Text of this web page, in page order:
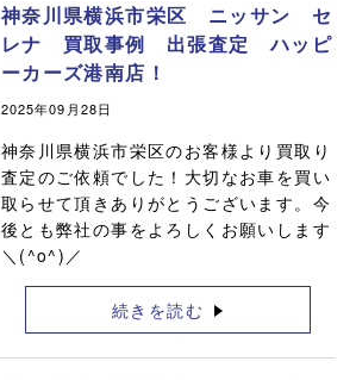
神奈川県横浜市栄区 ニッサン セ
レナ 買取事例 出張査定 ハッピ
ーカーズ港南店！
2025年09月28日
神奈川県横浜市栄区のお客様より買取り
査定のご依頼でした！大切なお車を買い
取らせて頂きありがとうございます。今
後とも弊社の事をよろしくお願いします
＼(^o^)／
続きを読む